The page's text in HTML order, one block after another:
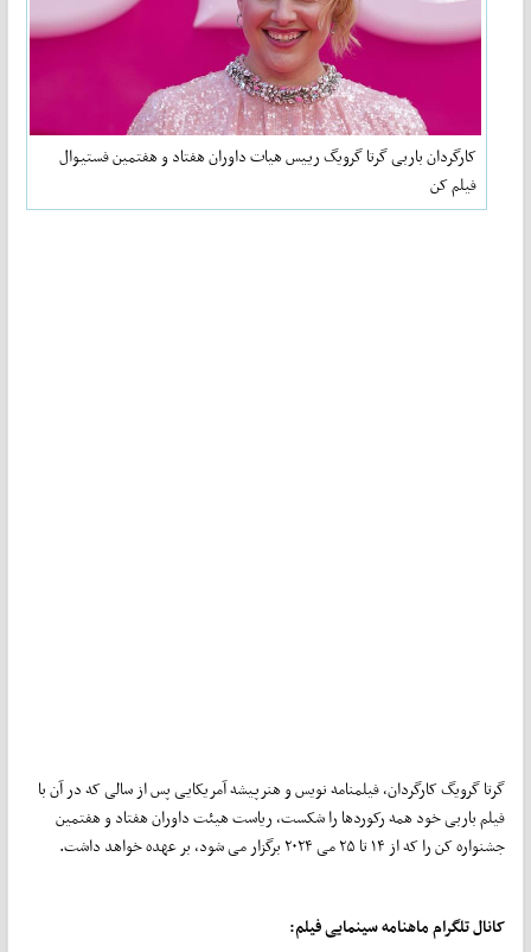
کارگردان باربی گرتا گرویگ رییس هیات داوران هفتاد و هفتمین فستیوال
فیلم کن
گرتا گرویگ کارگردان، فیلمنامه نویس و هنرپیشه آمریکایی پس از سالی که در آن با
فیلم باربی خود همه رکوردها را شکست، ریاست هیئت داوران هفتاد و هفتمین
جشنواره کن را که از ۱۴ تا ۲۵ می ۲۰۲۴ برگزار می شود، بر عهده خواهد داشت.
کانال تلگرام ماهنامه سینمایی فیلم: